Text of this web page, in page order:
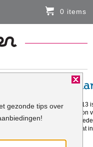
Elisabethe. Mijn doel voor 2013
de 10km tijdens de
in Rotterdam, de 10km
in december. 2014 staat
0 items
gezonde tips over